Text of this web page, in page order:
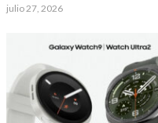
julio 27, 2026